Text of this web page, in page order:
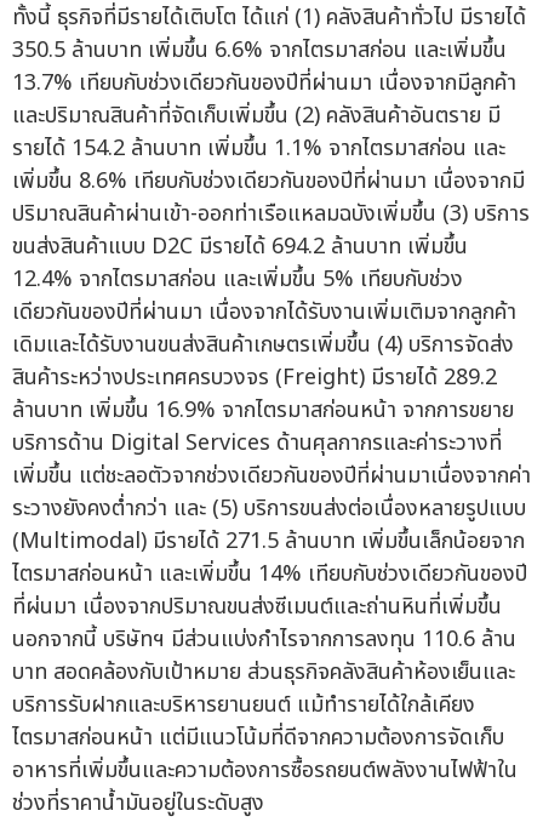
ทั้งนี้ ธุรกิจที่มีรายได้เติบโต ได้แก่ (1) คลังสินค้าทั่วไป มีรายได้
350.5 ล้านบาท เพิ่มขึ้น 6.6% จากไตรมาสก่อน และเพิ่มขึ้น
13.7% เทียบกับช่วงเดียวกันของปีที่ผ่านมา เนื่องจากมีลูกค้า
และปริมาณสินค้าที่จัดเก็บเพิ่มขึ้น (2) คลังสินค้าอันตราย มี
รายได้ 154.2 ล้านบาท เพิ่มขึ้น 1.1% จากไตรมาสก่อน และ
เพิ่มขึ้น 8.6% เทียบกับช่วงเดียวกันของปีที่ผ่านมา เนื่องจากมี
ปริมาณสินค้าผ่านเข้า-ออกท่าเรือแหลมฉบังเพิ่มขึ้น (3) บริการ
ขนส่งสินค้าแบบ D2C มีรายได้ 694.2 ล้านบาท เพิ่มขึ้น
12.4% จากไตรมาสก่อน และเพิ่มขึ้น 5% เทียบกับช่วง
เดียวกันของปีที่ผ่านมา เนื่องจากได้รับงานเพิ่มเติมจากลูกค้า
เดิมและได้รับงานขนส่งสินค้าเกษตรเพิ่มขึ้น (4) บริการจัดส่ง
สินค้าระหว่างประเทศครบวงจร (Freight) มีรายได้ 289.2
ล้านบาท เพิ่มขึ้น 16.9% จากไตรมาสก่อนหน้า จากการขยาย
บริการด้าน Digital Services ด้านศุลกากรและค่าระวางที่
เพิ่มขึ้น แต่ชะลอตัวจากช่วงเดียวกันของปีที่ผ่านมาเนื่องจากค่า
ระวางยังคงต่ำกว่า และ (5) บริการขนส่งต่อเนื่องหลายรูปแบบ
(Multimodal) มีรายได้ 271.5 ล้านบาท เพิ่มขึ้นเล็กน้อยจาก
ไตรมาสก่อนหน้า และเพิ่มขึ้น 14% เทียบกับช่วงเดียวกันของปี
ที่ผ่นมา เนื่องจากปริมาณขนส่งซีเมนต์และถ่านหินที่เพิ่มขึ้น
นอกจากนี้ บริษัทฯ มีส่วนแบ่งกำไรจากการลงทุน 110.6 ล้าน
บาท สอดคล้องกับเป้าหมาย ส่วนธุรกิจคลังสินค้าห้องเย็นและ
บริการรับฝากและบริหารยานยนต์ แม้ทำรายได้ใกล้เคียง
ไตรมาสก่อนหน้า แต่มีแนวโน้มที่ดีจากความต้องการจัดเก็บ
อาหารที่เพิ่มขึ้นและความต้องการซื้อรถยนต์พลังงานไฟฟ้าใน
ช่วงที่ราคาน้ำมันอยู่ในระดับสูง